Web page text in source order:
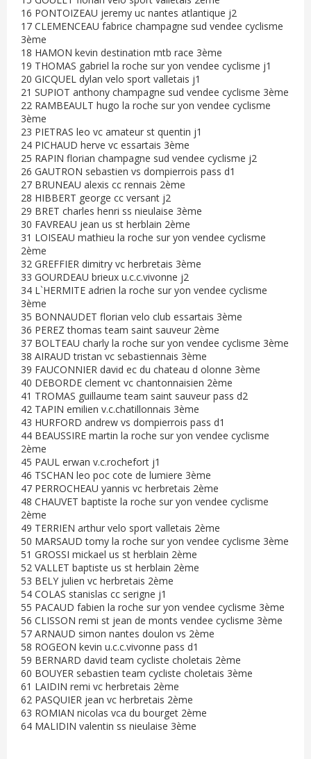
16 PONTOIZEAU jeremy uc nantes atlantique j2
17 CLEMENCEAU fabrice champagne sud vendee cyclisme
3ème
18 HAMON kevin destination mtb race 3ème
19 THOMAS gabriel la roche sur yon vendee cyclisme j1
20 GICQUEL dylan velo sport valletais j1
21 SUPIOT anthony champagne sud vendee cyclisme 3ème
22 RAMBEAULT hugo la roche sur yon vendee cyclisme
3ème
23 PIETRAS leo vc amateur st quentin j1
24 PICHAUD herve vc essartais 3ème
25 RAPIN florian champagne sud vendee cyclisme j2
26 GAUTRON sebastien vs dompierrois pass d1
27 BRUNEAU alexis cc rennais 2ème
28 HIBBERT george cc versant j2
29 BRET charles henri ss nieulaise 3ème
30 FAVREAU jean us st herblain 2ème
31 LOISEAU mathieu la roche sur yon vendee cyclisme
2ème
32 GREFFIER dimitry vc herbretais 3ème
33 GOURDEAU brieux u.c.c.vivonne j2
34 L`HERMITE adrien la roche sur yon vendee cyclisme
3ème
35 BONNAUDET florian velo club essartais 3ème
36 PEREZ thomas team saint sauveur 2ème
37 BOLTEAU charly la roche sur yon vendee cyclisme 3ème
38 AIRAUD tristan vc sebastiennais 3ème
39 FAUCONNIER david ec du chateau d olonne 3ème
40 DEBORDE clement vc chantonnaisien 2ème
41 TROMAS guillaume team saint sauveur pass d2
42 TAPIN emilien v.c.chatillonnais 3ème
43 HURFORD andrew vs dompierrois pass d1
44 BEAUSSIRE martin la roche sur yon vendee cyclisme
2ème
45 PAUL erwan v.c.rochefort j1
46 TSCHAN leo poc cote de lumiere 3ème
47 PERROCHEAU yannis vc herbretais 2ème
48 CHAUVET baptiste la roche sur yon vendee cyclisme
2ème
49 TERRIEN arthur velo sport valletais 2ème
50 MARSAUD tomy la roche sur yon vendee cyclisme 3ème
51 GROSSI mickael us st herblain 2ème
52 VALLET baptiste us st herblain 2ème
53 BELY julien vc herbretais 2ème
54 COLAS stanislas cc serigne j1
55 PACAUD fabien la roche sur yon vendee cyclisme 3ème
56 CLISSON remi st jean de monts vendee cyclisme 3ème
57 ARNAUD simon nantes doulon vs 2ème
58 ROGEON kevin u.c.c.vivonne pass d1
59 BERNARD david team cycliste choletais 2ème
60 BOUYER sebastien team cycliste choletais 3ème
61 LAIDIN remi vc herbretais 2ème
62 PASQUIER jean vc herbretais 2ème
63 ROMIAN nicolas vca du bourget 2ème
64 MALIDIN valentin ss nieulaise 3ème